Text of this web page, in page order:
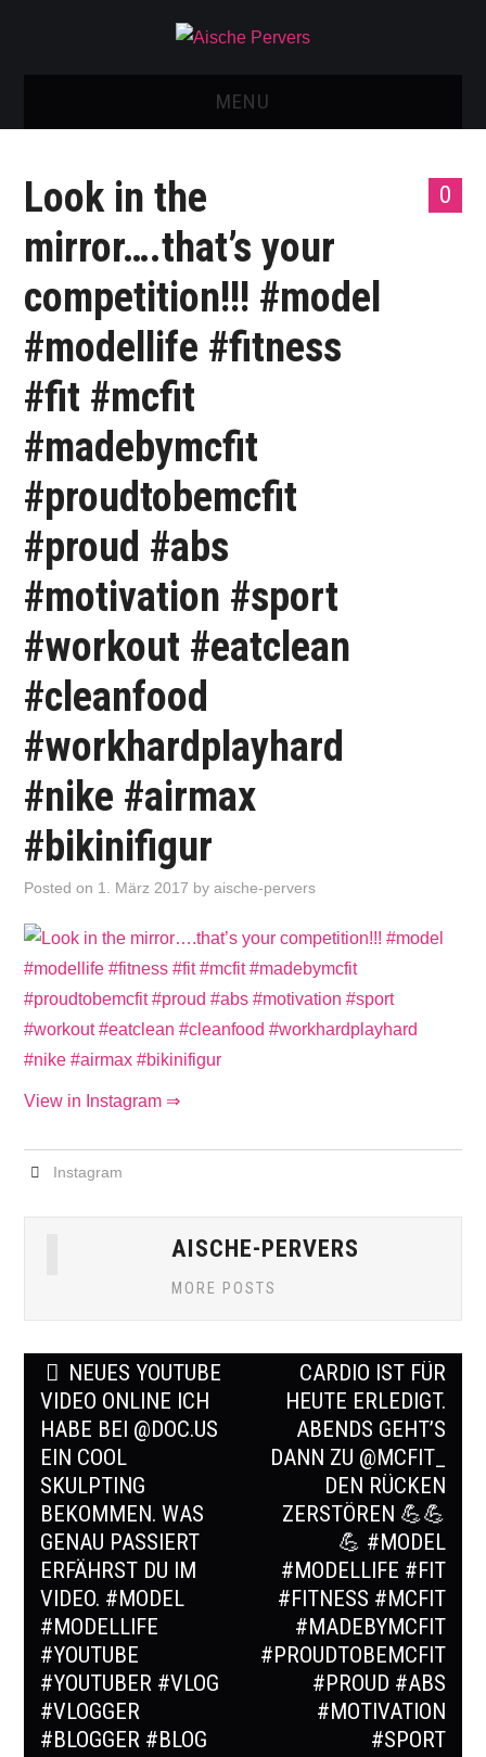
MENU
NEU: AISCHE SHOP!
TELEGRAM GRUPPE
BOOKING / KONTAKT
IMPRESSUM
0
Look in the
mirror….that’s your
competition!!! #model
#modellife #fitness
#fit #mcfit
#madebymcfit
#proudtobemcfit
#proud #abs
#motivation #sport
#workout #eatclean
#cleanfood
#workhardplayhard
#nike #airmax
#bikinifigur
Posted on 1. März 2017 byaische-pervers
View in Instagram ⇒
Instagram
AISCHE-PERVERS
MORE POSTS
Post
navigation
NEUES YOUTUBE
VIDEO ONLINE ICH
HABE BEI @DOC.US
EIN COOL
SKULPTING
BEKOMMEN. WAS
GENAU PASSIERT
ERFÄHRST DU IM
VIDEO. #MODEL
#MODELLIFE
#YOUTUBE
#YOUTUBER #VLOG
#VLOGGER
#BLOGGER #BLOG
CARDIO IST FÜR
HEUTE ERLEDIGT.
ABENDS GEHT’S
DANN ZU @MCFIT_
DEN RÜCKEN
ZERSTÖREN 💪💪
💪 #MODEL
#MODELLIFE #FIT
#FITNESS #MCFIT
#MADEBYMCFIT
#PROUDTOBEMCFIT
#PROUD #ABS
#MOTIVATION
#SPORT